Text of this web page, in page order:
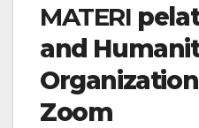
MATERI
and
Zoom